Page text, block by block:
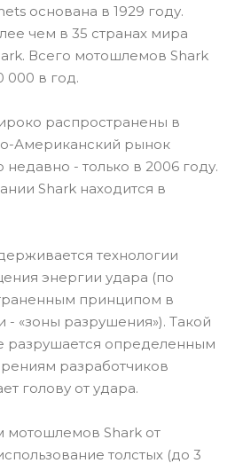
основана в 1929 году.
чем в 35 странах мира
Всего мотошлемов Shark
000 в год.
распространены в
Американский рынок
- только в 2006 году.
Shark находится в
технологии
энергии удара (по
принципом в
- «зоны разрушения»). Такой
разрушается определенным
разработчиков
голову от удара.
Shark от
толстых (до 3